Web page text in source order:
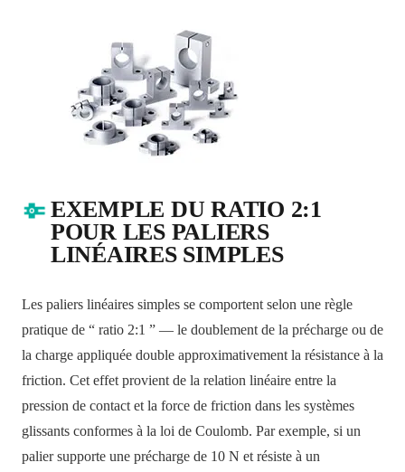
EXEMPLE DU RATIO 2:1
POUR LES PALIERS
LINÉAIRES SIMPLES
Les paliers linéaires simples se comportent selon une règle
pratique de “ ratio 2:1 ” — le doublement de la précharge ou de
la charge appliquée double approximativement la résistance à la
friction. Cet effet provient de la relation linéaire entre la
pression de contact et la force de friction dans les systèmes
glissants conformes à la loi de Coulomb. Par exemple, si un
palier supporte une précharge de 10 N et résiste à un